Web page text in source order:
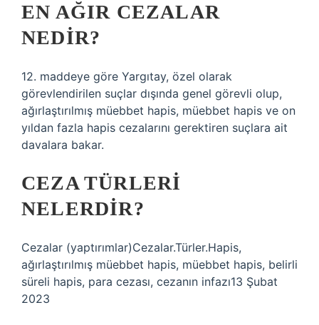
EN AĞIR CEZALAR
NEDIR?
12. maddeye göre Yargıtay, özel olarak
görevlendirilen suçlar dışında genel görevli olup,
ağırlaştırılmış müebbet hapis, müebbet hapis ve on
yıldan fazla hapis cezalarını gerektiren suçlara ait
davalara bakar.
CEZA TÜRLERI
NELERDIR?
Cezalar (yaptırımlar)Cezalar.Türler.Hapis,
ağırlaştırılmış müebbet hapis, müebbet hapis, belirli
süreli hapis, para cezası, cezanın infazı13 Şubat
2023